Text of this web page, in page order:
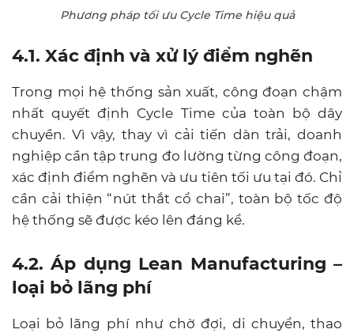
Phương pháp tối ưu Cycle Time hiệu quả
4.1. Xác định và xử lý điểm nghẽn
Trong mọi hệ thống sản xuất, công đoạn chậm
nhất quyết định Cycle Time của toàn bộ dây
chuyền. Vì vậy, thay vì cải tiến dàn trải, doanh
nghiệp cần tập trung đo lường từng công đoạn,
xác định điểm nghẽn và ưu tiên tối ưu tại đó. Chỉ
cần cải thiện “nút thắt cổ chai”, toàn bộ tốc độ
hệ thống sẽ được kéo lên đáng kể.
4.2. Áp dụng Lean Manufacturing –
loại bỏ lãng phí
Loại bỏ lãng phí như chờ đợi, di chuyển, thao